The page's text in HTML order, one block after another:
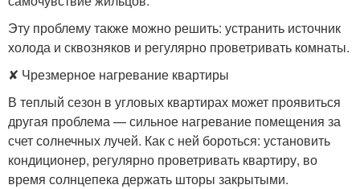
Эту проблему также можно решить: устранить источник
холода и сквозняков и регулярно проветривать комнаты.
✘ Чрезмерное нагревание квартиры
В теплый сезон в угловых квартирах может проявиться
другая проблема — сильное нагревание помещения за
счет солнечных лучей. Как с ней бороться: установить
кондиционер, регулярно проветривать квартиру, во
время солнцепека держать шторы закрытыми.